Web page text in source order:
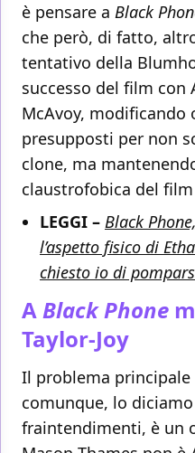
è pensare a Black
che però, di fatto,
tentativo della
successo del film con
McAvoy, modificando
presupposti per non
clone, ma
claustrofobica del
LEGGI – Black
l’aspetto fisico di
chiesto io di
ABlack Phone
Taylor-Joy
Il problema principale
comunque, lo
fraintendimenti, è un